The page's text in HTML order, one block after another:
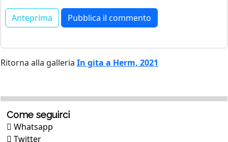
Ritorna alla galleria In gita a Herm, 2021
Come seguirci
Whatsapp
Twitter